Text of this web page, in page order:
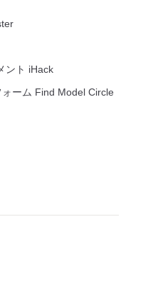
ント iHack
ーム Find Model Circle